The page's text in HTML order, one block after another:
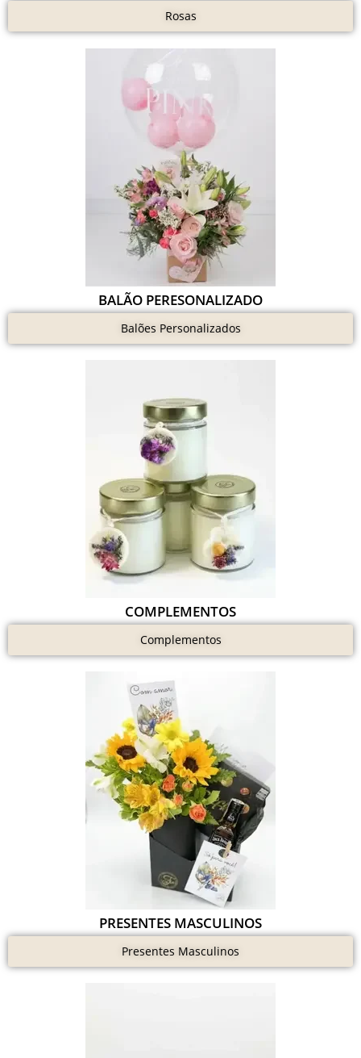
Rosas
BALÃO PERESONALIZADO
Balões Personalizados
COMPLEMENTOS
Complementos
PRESENTES MASCULINOS
Presentes Masculinos